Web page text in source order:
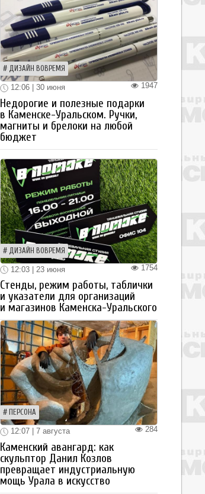
ДИЗАЙН ВОВРЕМЯ
1947
12:06 | 30 июня
Недорогие и полезные подарки
в Каменске-Уральском. Ручки,
магниты и брелоки на любой
бюджет
ДИЗАЙН ВОВРЕМЯ
1754
12:03 | 23 июня
Стенды, режим работы, таблички
и указатели для организаций
и магазинов Каменска-Уральского
ПЕРСОНА
284
12:07 | 7 августа
Каменский авангард: как
скульптор Данил Козлов
превращает индустриальную
мощь Урала в искусство